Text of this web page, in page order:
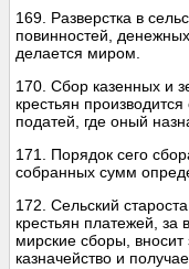
169. Разверстка в
повинностей,
делается миром.
170. Сбор казенных и
крестьян
податей, где оный
171. Порядок сего
собранных сумм
172. Сельский
крестьян платежей,
мирские сборы,
казначейство и